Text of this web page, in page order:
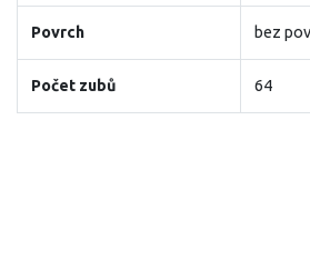
Povrch bez
Počet zubů 64